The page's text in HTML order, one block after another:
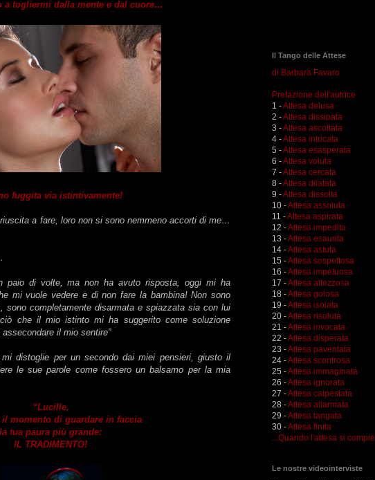
a togliermi dalla mente e dal cuore…
fuggita via istintivamente!
a fare, loro non si sono nemmeno accorti di me…
paio di volte, ma non ha avuto risposta, oggi mi ha
mi vuole vedere e di non fare la bambina! Non sono
sono completamente disarmata e spiazzata sia con lui
che il mio istinto mi ha suggerito come soluzione
il mio sentire”
distoglie per un secondo dai miei pensieri, giusto il
le sue parole come fossero un balsamo per la mia
“Lucille,
il momento di guardare in faccia
la tua paura più grande:
IL TRADIMENTO!
Il Tango delle Attese
di Barbara Favaro
Prefazione dell'autrice
1 -Attesa delusa
2 -Attesa dissipata
3 -Attesa ascoltata
4 -Attesa intricata
5 -Attesa esasperata
6 -Attesa voluta
7 -Attesa cercata
8 -Attesa dilatata
9 -Attesa dissolta
10 -Attesa assoluta
11 -Attesa aspirata
12 -Attesa impedita
13 -Attesa esaurita
14 -Attesa astuta
15 -Attesa sospettosa
16 -Attesa impetuosa
17 -Attesa altezzosa
18 -Attesa golosa
19 -Attesa isolata
20 -Attesa risoluta
21 -Attesa invocata
22 -Attesa disperata
23 -Attesa paventata
24 -Attesa scontrosa
25 -Attesa immaginata
26 -Attesa ignorata
27 -Attesa calpestata
28 -Attesa allarmata
29 -Attesa tangata
30 -Attesa finita
...Quando l'attesa si compie
Le nostre videointerviste